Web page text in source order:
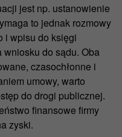
jest np. ustanowienie
to jednak rozmowy
i wpisu do księgi
wniosku do sądu. Oba
czasochłonne i
umowy, warto
do drogi publicznej.
finansowe firmy
zyski.